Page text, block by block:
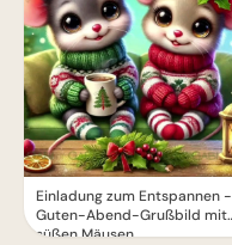
Einladung zum Entspannen -
Guten-Abend-Grußbild mit
süßen Mäusen